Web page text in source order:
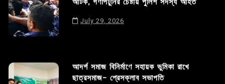
আটক, গণপিটুনির চেষ্টায় পুলিশ সদস্য আহত
July 29, 2026
আদর্শ সমাজ বিনির্মাণে সহায়ক ভুমিকা রাখে
ছাত্রসমাজ- প্রেসক্লাব সভাপতি